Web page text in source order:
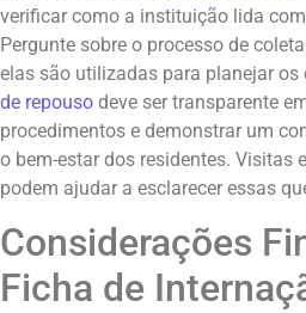
verificar como a instituição lida
Pergunte sobre o processo de
elas são utilizadas para planejar os
de repouso deve ser transparente
procedimentos e demonstrar um
o bem-estar dos residentes. Visitas
podem ajudar a esclarecer essas
Considerações
Ficha de